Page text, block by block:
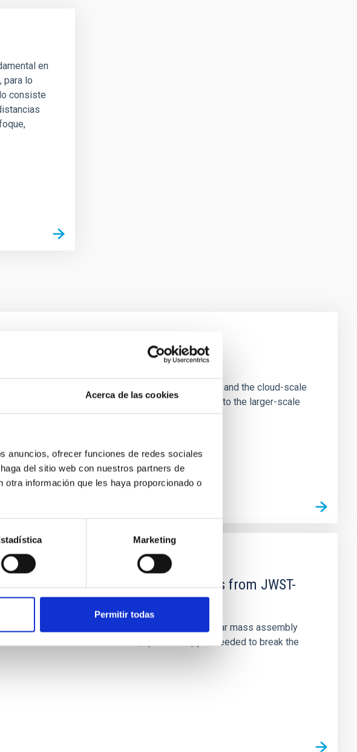
Acerca de las cookies
anuncios, ofrecer funciones de redes sociales
del sitio web con nuestros partners de
información que les haya proporcionado o
Marketing
Permitir todas
en
para lo
consiste
and Core Scales
field orientation of star-forming dense cores and the cloud-scale
momentum vectors appear random with respect to the larger-scale
Fe-, and Mg-abundance gradients from JWST-
insights into star-formation quenching and stellar mass assembly
than their outskirts. However, spectroscopy is needed to break the